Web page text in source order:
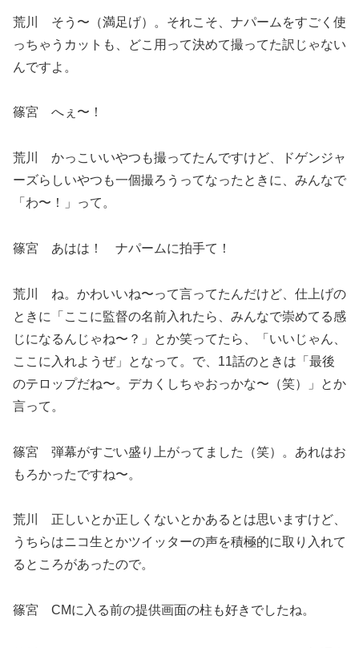
荒川 そう〜（満足げ）。それこそ、ナパームをすごく使
っちゃうカットも、どこ用って決めて撮ってた訳じゃない
んですよ。
篠宮 へぇ〜！
荒川 かっこいいやつも撮ってたんですけど、ドゲンジャ
ーズらしいやつも一個撮ろうってなったときに、みんなで
「わ〜！」って。
篠宮 あはは！ ナパームに拍手て！
荒川 ね。かわいいね〜って言ってたんだけど、仕上げの
ときに「ここに監督の名前入れたら、みんなで崇めてる感
じになるんじゃね〜？」とか笑ってたら、「いいじゃん、
ここに入れようぜ」となって。で、11話のときは「最後
のテロップだね〜。デカくしちゃおっかな〜（笑）」とか
言って。
篠宮 弾幕がすごい盛り上がってました（笑）。あれはお
もろかったですね〜。
荒川 正しいとか正しくないとかあるとは思いますけど、
うちらはニコ生とかツイッターの声を積極的に取り入れて
るところがあったので。
篠宮 CMに入る前の提供画面の柱も好きでしたね。